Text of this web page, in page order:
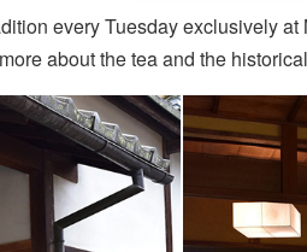
every Tuesday exclusively
about the tea and the